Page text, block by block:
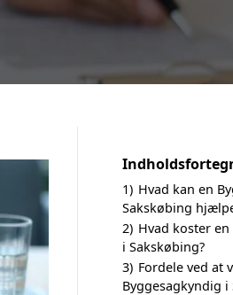
1) Hvad kan en
Sakskøbing
2) Hvad koster
i Sakskøbing?
3) Fordele ved at
Byggesagkyndig i